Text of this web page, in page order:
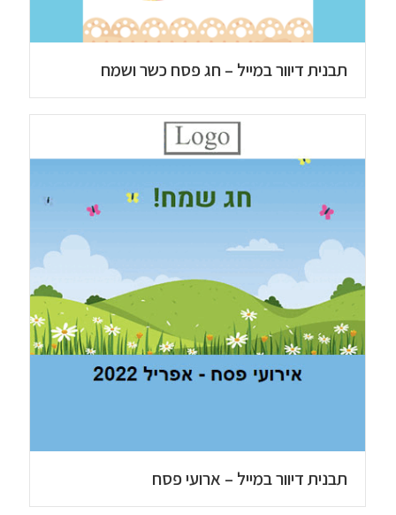
תבנית דיוור במייל – חג פסח כשר ושמח
תבנית דיוור במייל – ארועי פסח